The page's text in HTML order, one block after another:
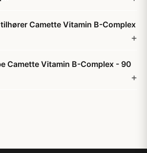
Camette Vitamin B-Complex
Camette Vitamin B-Complex - 90